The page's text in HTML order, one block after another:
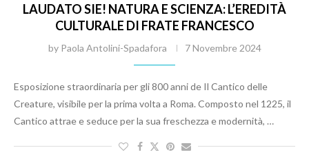
LAUDATO SIE! NATURA E SCIENZA: L’EREDITÀ
CULTURALE DI FRATE FRANCESCO
by Paola Antolini-Spadafora 7 Novembre 2024
Esposizione straordinaria per gli 800 anni de Il Cantico delle
Creature, visibile per la prima volta a Roma. Composto nel 1225, il
Cantico attrae e seduce per la sua freschezza e modernità, …